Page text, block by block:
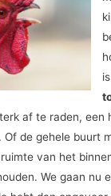
af te raden, een
de gehele buurt
van het
We gaan nu